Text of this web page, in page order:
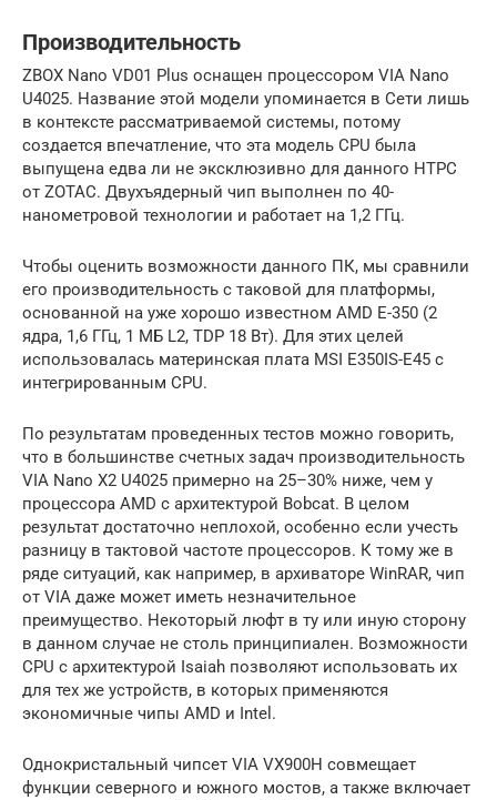
Производительность
ZBOX Nano VD01 Plus оснащен процессором VIA Nano
U4025. Название этой модели упоминается в Сети лишь
в контексте рассматриваемой системы, потому
создается впечатление, что эта модель CPU была
выпущена едва ли не эксклюзивно для данного HTPC
от ZOTAC. Двухъядерный чип выполнен по 40-
нанометровой технологии и работает на 1,2 ГГц.
Чтобы оценить возможности данного ПК, мы сравнили
его производительность с таковой для платформы,
основанной на уже хорошо известном AMD E-350 (2
ядра, 1,6 ГГц, 1 МБ L2, TDP 18 Вт). Для этих целей
использовалась материнская плата MSI E350IS-E45 с
интегрированным CPU.
По результатам проведенных тестов можно говорить,
что в большинстве счетных задач производительность
VIA Nano X2 U4025 примерно на 25–30% ниже, чем у
процессора AMD c архитектурой Bobcat. В целом
результат достаточно неплохой, особенно если учесть
разницу в тактовой частоте процессоров. К тому же в
ряде ситуаций, как например, в архиваторе WinRAR, чип
от VIA даже может иметь незначительное
преимущество. Некоторый люфт в ту или иную сторону
в данном случае не столь принципиален. Возможности
CPU с архитектурой Isaiah позволяют использовать их
для тех же устройств, в которых применяются
экономичные чипы AMD и Intel.
Однокристальный чипсет VIA VX900H совмещает
функции северного и южного мостов, а также включает